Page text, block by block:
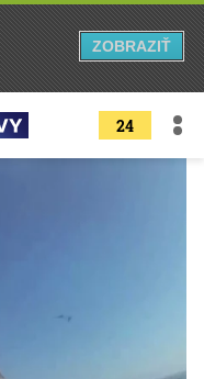
24
ZOBRAZIŤ